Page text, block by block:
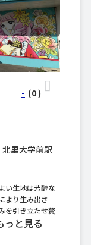
里大学前駅
- (0)
い生地は芳醇な
より生み出さ
を引き立たせ贅
っと見る